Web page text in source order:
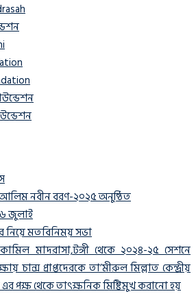
নবীন বরণ-২০২৫ অনুষ্ঠিত
জুলাই
নিয়ে মতবিনিময় সভা
মাদরাসা,টঙ্গী থেকে ২০২৪-২৫ সেশনে
চান্স প্রাপ্তদেরকে তা’মীরুল মিল্লাত কেন্দ্রীয়
এর পক্ষ থেকে তাৎক্ষনিক মিষ্টিমুখ করানো হয়